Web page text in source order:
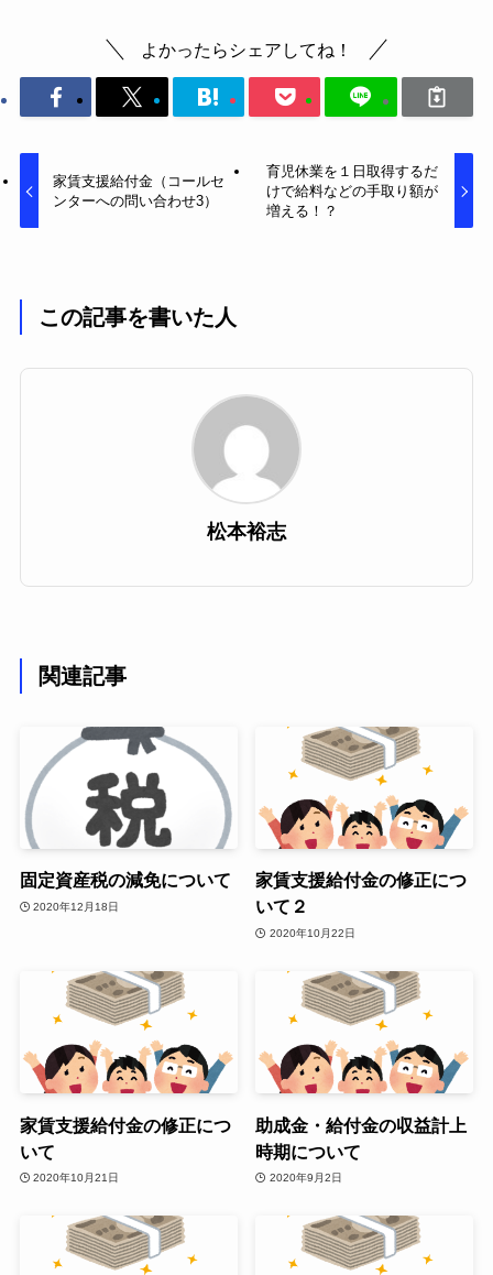
よかったらシェアしてね！
家賃支援給付金（コールセ
ンターへの問い合わせ3）
育児休業を１日取得するだ
けで給料などの手取り額が
増える！？
この記事を書いた人
松本裕志
関連記事
固定資産税の減免について
2020年12月18日
家賃支援給付金の修正につ
いて２
2020年10月22日
家賃支援給付金の修正につ
いて
2020年10月21日
助成金・給付金の収益計上
時期について
2020年9月2日